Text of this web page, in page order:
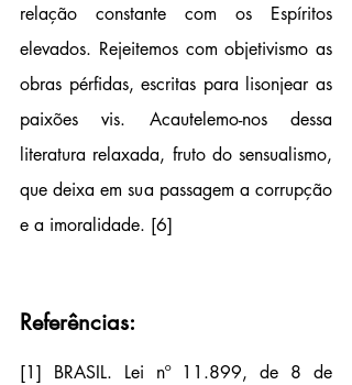
relação constante com os Espíritos
elevados. Rejeitemos com objetivismo as
obras pérfidas, escritas para lisonjear as
paixões vis. Acautelemo-nos dessa
literatura relaxada, fruto do sensualismo,
que deixa em sua passagem a corrupção
e a imoralidade. [6]
Referências:
[1] BRASIL. Lei nº 11.899, de 8 de